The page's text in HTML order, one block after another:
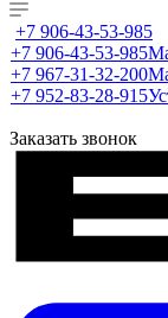
+7 906-43-53-985
+7 906-43-53-985
+7 967-31-32-200
+7 952-83-28-915
Заказать звонок